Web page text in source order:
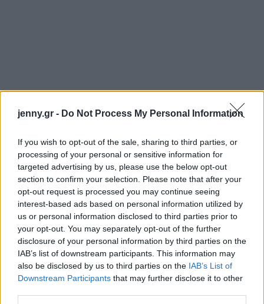
jenny.gr - Do Not Process My Personal Information
If you wish to opt-out of the sale, sharing to third parties, or
processing of your personal or sensitive information for
targeted advertising by us, please use the below opt-out
section to confirm your selection. Please note that after your
opt-out request is processed you may continue seeing
interest-based ads based on personal information utilized by
us or personal information disclosed to third parties prior to
your opt-out. You may separately opt-out of the further
disclosure of your personal information by third parties on the
IAB’s list of downstream participants. This information may
also be disclosed by us to third parties on the IAB’s List of
Downstream Participants that may further disclose it to other